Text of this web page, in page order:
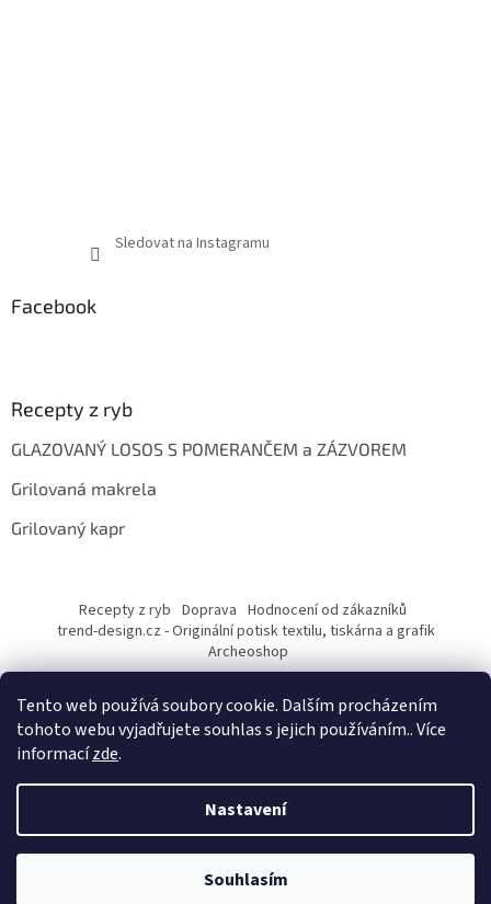
Tento web používá soubory cookie. Dalším procházením
tohoto webu vyjadřujete souhlas s jejich používáním.. Více
informacízde.
Nastavení
Souhlasím
Sledovat na Instagramu
Facebook
Recepty z ryb
GLAZOVANÝ LOSOS S POMERANČEM a ZÁZVOREM
Grilovaná makrela
Grilovaný kapr
Recepty z ryb Doprava Hodnocení od zákazníků
trend-design.cz - Originální potisk textilu, tiskárna a grafik
Archeoshop
Vytvořil Shoptet
rybarskesamolepky.cz